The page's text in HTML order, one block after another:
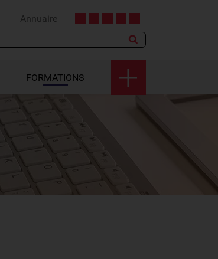
Annuaire
FORMATIONS